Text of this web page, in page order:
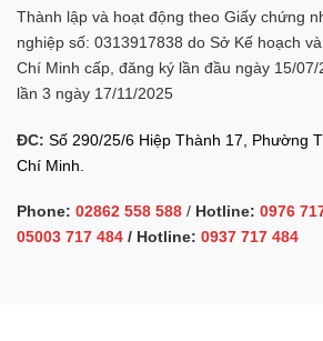
Thành lập và hoạt động theo Giấy chứng
nghiệp số: 0313917838 do Sở Kế hoạch
Chí Minh cấp, đăng ký lần đầu ngày 15/
lần 3 ngày 17/11/2025
ĐC: Số 290/25/6 Hiệp Thành 17, Phường
Chí Minh.
Phone: 02862 558 588 / Hotline: 0976
05003 717 484 / Hotline: 0937 717 484